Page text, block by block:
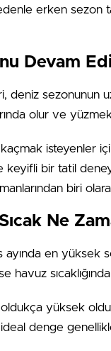
erken
Devam
deniz sezonunun
olur ve
kaçmak isteyenler
keyifli bir tatil
biri
Ne
ayında en
havuz
yüksek
denge